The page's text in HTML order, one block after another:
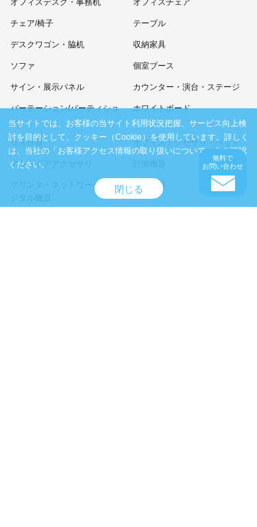
無料で
お問い合わせ
オフィスデスク・事務机 オフィスチェア
チェア/椅子 テーブル
デスクワゴン・脇机 収納家具
ソファ 個室ブース
サイン・展示パネル カウンター・演台・ステージ
パーテーション/パーティショ
ン
ホワイトボード
ＯＡ什器 オフィスアクセサリ・ベッド
アウトドアアクセサリ
プリンタ・ネットワーク・デ
通信機器
当サイトでは、お客様の当サイト利用状況把握、サービス向上検
討を目的として、クッキー（Cookie）を使用しています。 詳しく
は、当社の 「お客様アクセス情報の取り扱いについて」
をご確認
ください。
閉じる